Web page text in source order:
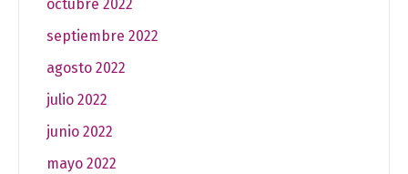
octubre 2022
septiembre 2022
agosto 2022
julio 2022
junio 2022
mayo 2022